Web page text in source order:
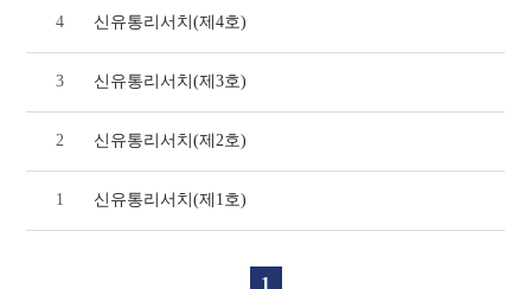
4 신유통리서치(제4호)
3 신유통리서치(제3호)
2 신유통리서치(제2호)
1 신유통리서치(제1호)
1